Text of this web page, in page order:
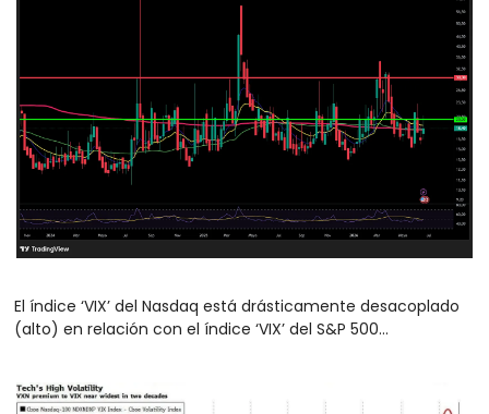
El índice ‘VIX’ del Nasdaq está drásticamente desacoplado
(alto) en relación con el índice ‘VIX’ del S&P 500...